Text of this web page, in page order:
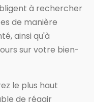
à rechercher
de manière
ainsi qu'à
sur votre bien-
le plus haut
de réagir